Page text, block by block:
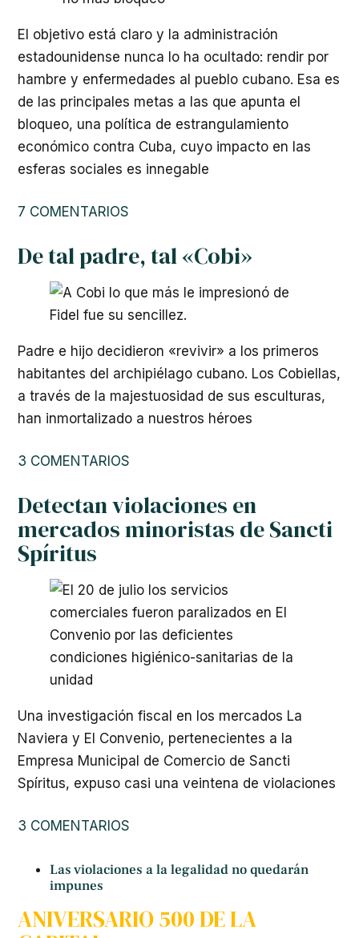
El objetivo está claro y la administración
estadounidense nunca lo ha ocultado: rendir por
hambre y enfermedades al pueblo cubano. Esa es
de las principales metas a las que apunta el
bloqueo, una política de estrangulamiento
económico contra Cuba, cuyo impacto en las
esferas sociales es innegable
7 COMENTARIOS
De tal padre, tal «Cobi»
Padre e hijo decidieron «revivir» a los primeros
habitantes del archipiélago cubano. Los Cobiellas,
a través de la majestuosidad de sus esculturas,
han inmortalizado a nuestros héroes
3 COMENTARIOS
Detectan violaciones en
mercados minoristas de Sancti
Spíritus
Una investigación fiscal en los mercados La
Naviera y El Convenio, pertenecientes a la
Empresa Municipal de Comercio de Sancti
Spíritus, expuso casi una veintena de violaciones
3 COMENTARIOS
Las violaciones a la legalidad no quedarán
impunes
ANIVERSARIO 500 DE LA